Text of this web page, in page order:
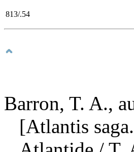
813/.54
Barron, T. A.,
[Atlantis